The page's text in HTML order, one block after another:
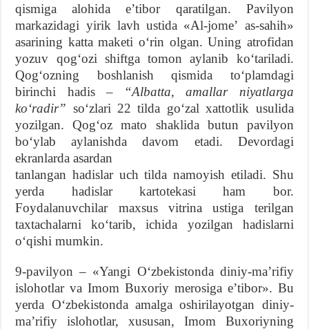
qismiga alohida eʼtibor qaratilgan. Pavilyon
markazidagi yirik lavh ustida «Al-jomeʼ as-sahih»
asarining katta maketi oʻrin olgan. Uning atrofidan
yozuv qogʻozi shiftga tomon aylanib koʻtariladi.
Qogʻozning boshlanish qismida toʻplamdagi
birinchi hadis – “Albatta, amallar niyatlarga
koʻradir” soʻzlari 22 tilda goʻzal xattotlik usulida
yozilgan. Qogʻoz mato shaklida butun pavilyon
boʻylab aylanishda davom etadi. Devordagi
ekranlarda asardan
tanlangan hadislar uch tilda namoyish etiladi. Shu
yerda hadislar kartotekasi ham bor.
Foydalanuvchilar maxsus vitrina ustiga terilgan
taxtachalarni koʻtarib, ichida yozilgan hadislarni
oʻqishi mumkin.
9-pavilyon – «Yangi Oʻzbekistonda diniy-maʼrifiy
islohotlar va Imom Buxoriy merosiga eʼtibor». Bu
yerda Oʻzbekistonda amalga oshirilayotgan diniy-
maʼrifiy islohotlar, xususan, Imom Buxoriyning